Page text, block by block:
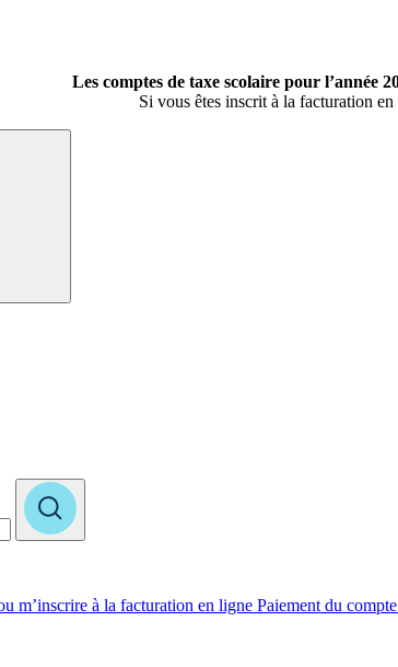
Les comptes de taxe scolaire pour l’année
Si vous êtes inscrit à la facturation
m’inscrire à la facturation en ligne Paiement du